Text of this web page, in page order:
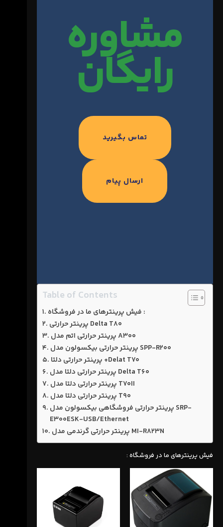
مشاوره
رایگان
تماس بگیرید
ارسال پیام
Table of Contents
فیش پرینترهای ما در فروشگاه :
پرینتر حرارتی Delta T80
پرینتر حرارتی اتم مدل A300
پرینتر حرارتی بیکسولون مدل SPP-R200
پرینتر حرارتی دلتا +Delat T70
پرینتر حرارتی دلتا مدل Delta T60
پرینتر حرارتی دلتا مدل T70II
پرینتر حرارتی دلتا مدل T90
پرینتر حرارتی فروشگاهی بیکسولون مدل SRP-
E300ESK-USB/Ethernet
پرینتر حرارتی گرندمی مدل MI-R823N
فیش پرینترهای ما در فروشگاه :